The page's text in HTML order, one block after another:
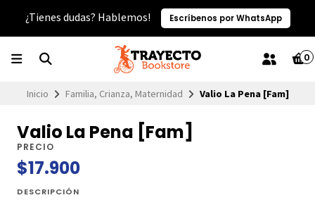
¿Tienes dudas? Hablemos! Escríbenos por WhatsApp
0
Inicio Familia, Crianza, Maternidad Valio La Pena [Fam]
Valio La Pena [Fam]
PRECIO
$17.900
DESCRIPCIÓN